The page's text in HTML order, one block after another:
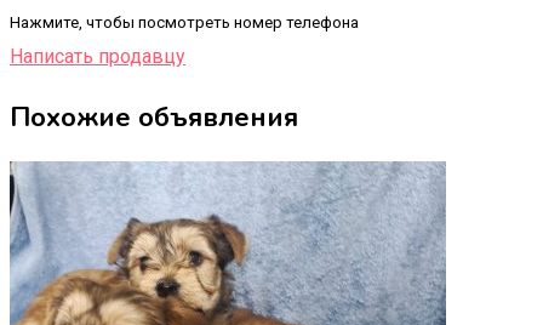
Нажмите, чтобы посмотреть номер телефона
Написать продавцу
Похожие объявления